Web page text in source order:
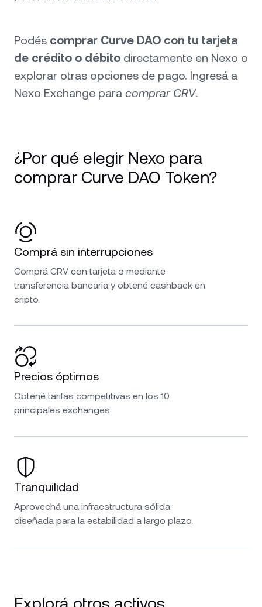
Podés comprar Curve DAO con tu tarjeta
de crédito o débito directamente en Nexo o
explorar otras opciones de pago. Ingresá a
Nexo Exchange para comprar CRV.
¿Por qué elegir Nexo para
comprar Curve DAO Token?
Comprá sin interrupciones
Comprá CRV con tarjeta o mediante
transferencia bancaria y obtené cashback en
cripto.
Precios óptimos
Obtené tarifas competitivas en los 10
principales exchanges.
Tranquilidad
Aprovechá una infraestructura sólida
diseñada para la estabilidad a largo plazo.